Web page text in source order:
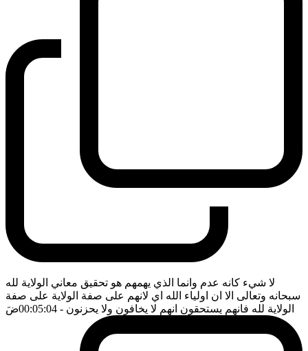
لا شيء كانه عدم وانما الذي يهمهم هو تحقيق معاني الولاية لله
سبحانه وتعالى الا ان اولياء الله اي لانهم على صفة الولاية على صفة
الولاية لله فانهم يستحقون انهم لا يخافون ولا يحزنون - 00:05:04 ضَ